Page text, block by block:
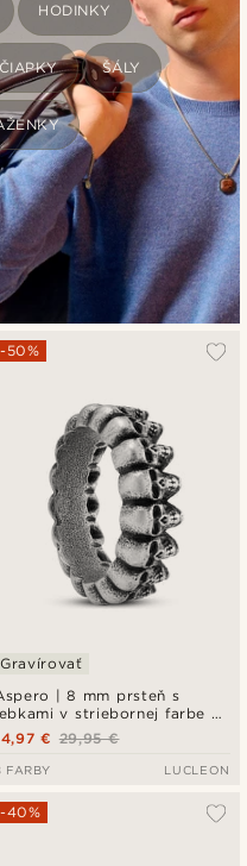
| 8 mm prsteň s
v striebornej farbe z
ocele
-50%
Gravírovať
29,95 €
€
FARBY LUCLEON
-40%
HODINKY
ČIAPKY ŠÁLY